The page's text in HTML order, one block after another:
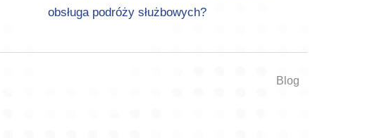
obsługa podróży służbowych?
Blog